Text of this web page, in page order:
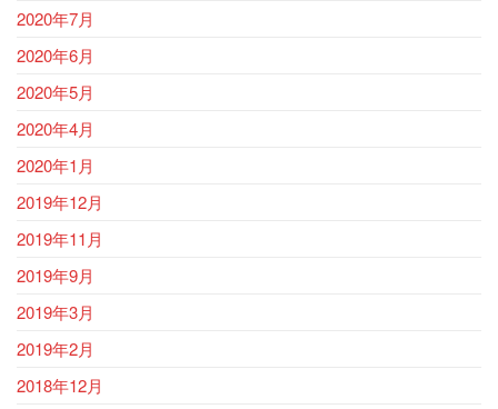
2020年7月
2020年6月
2020年5月
2020年4月
2020年1月
2019年12月
2019年11月
2019年9月
2019年3月
2019年2月
2018年12月